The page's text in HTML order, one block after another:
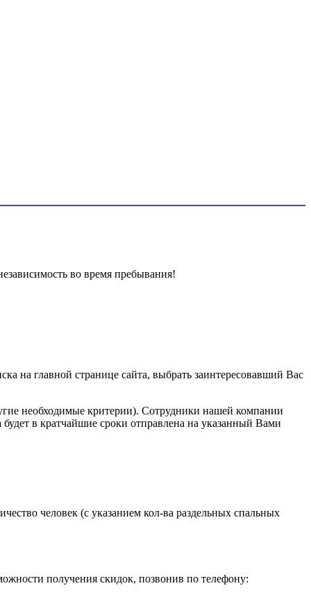
во время пребывания!
на главной странице сайта, выбрать заинтересовавший Вас
необходимые критерии). Сотрудники нашей компании
в кратчайшие сроки отправлена на указанный Вами
человек (с указанием кол-ва раздельных спальных
получения скидок, позвонив по телефону: